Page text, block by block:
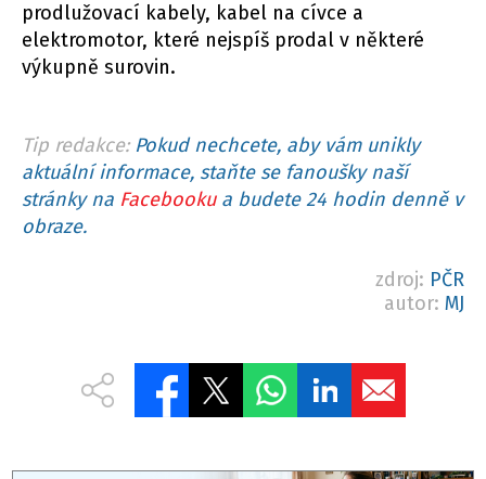
prodlužovací kabely, kabel na cívce a
elektromotor, které nejspíš prodal v některé
výkupně surovin.
Tip redakce: Pokud nechcete, aby vám unikly
aktuální informace, staňte se fanoušky naší
stránky na Facebookua budete 24 hodin denně v
obraze.
zdroj: PČR
autor: MJ